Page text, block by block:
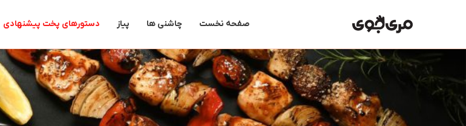
صفحه نخست چاشنی ها پیاز دستورهای پخت پیشنهادی
برای: